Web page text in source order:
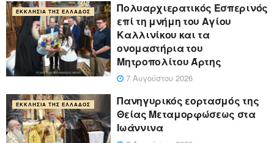
ΕΚΚΛΗΣΊΑ ΤΗΣ ΕΛΛΆΔΟΣ
Πολυαρχιερατικός Εσπερινός
επί τη μνήμη του Αγίου
Καλλινίκου και τα
ονομαστήρια του
Μητροπολίτου Άρτης
7 Αυγούστου 2026
ΕΚΚΛΗΣΊΑ ΤΗΣ ΕΛΛΆΔΟΣ
Πανηγυρικός εορτασμός της
Θείας Μεταμορφώσεως στα
Ιωάννινα